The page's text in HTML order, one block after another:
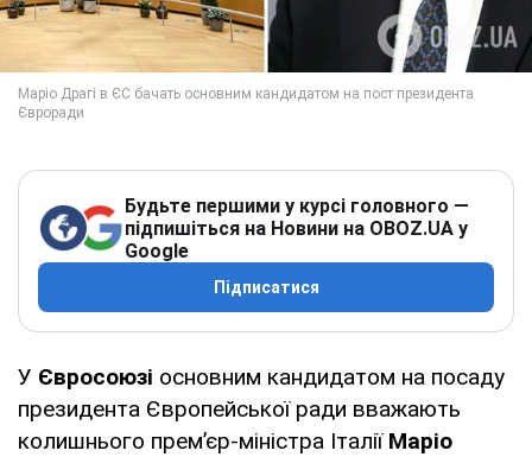
Будьте першими у курсі головного —
підпишіться на Новини на OBOZ.UA у
Google
Підписатися
У Євросоюзі основним кандидатом на посаду
президента Європейської ради вважають
колишнього прем’єр-міністра ІталіїМаріо